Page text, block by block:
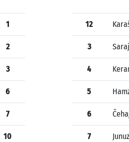
1
2
3
6
7
10
12
3
4
5
6
7